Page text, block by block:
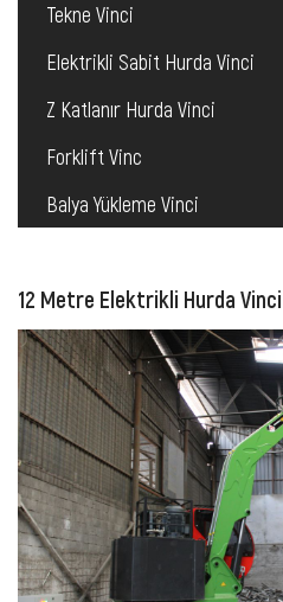
Tekne Vinci
Elektrikli Sabit Hurda Vinci
Z Katlanır Hurda Vinci
Forklift Vinc
Balya Yükleme Vinci
12 Metre Elektrikli Hurda Vinci